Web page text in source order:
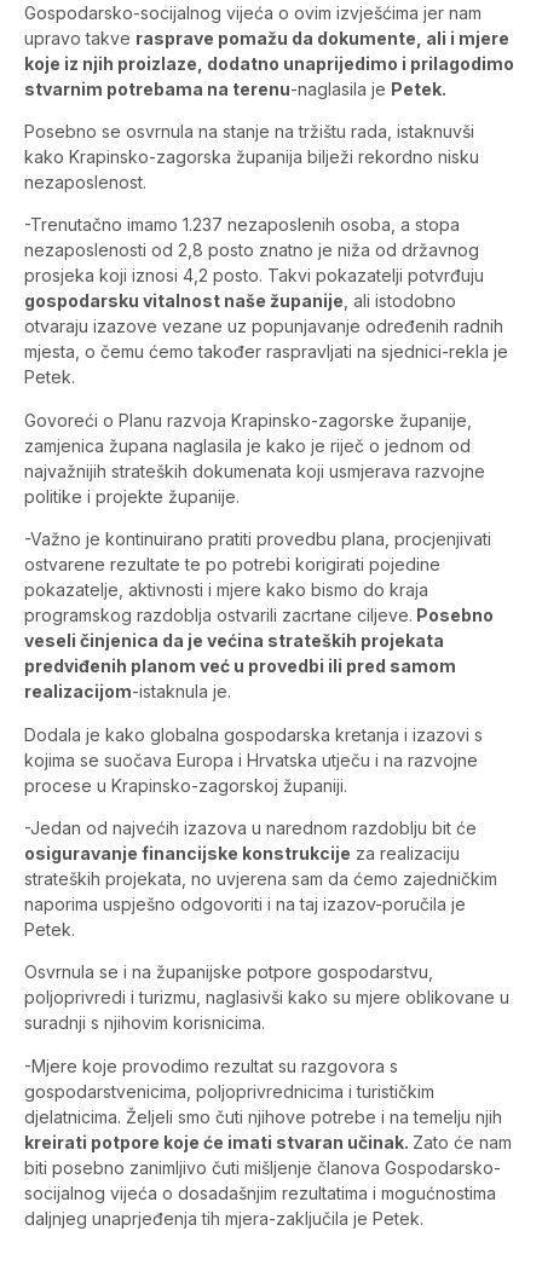
Gospodarsko-socijalnog vijeća o ovim izvješćima jer nam
upravo takve rasprave pomažu da dokumente, ali i mjere
koje iz njih proizlaze, dodatno unaprijedimo i prilagodimo
stvarnim potrebama na terenu-naglasila je Petek.
Posebno se osvrnula na stanje na tržištu rada, istaknuvši
kako Krapinsko-zagorska županija bilježi rekordno nisku
nezaposlenost.
-Trenutačno imamo 1.237 nezaposlenih osoba, a stopa
nezaposlenosti od 2,8 posto znatno je niža od državnog
prosjeka koji iznosi 4,2 posto. Takvi pokazatelji potvrđuju
gospodarsku vitalnost naše županije, ali istodobno
otvaraju izazove vezane uz popunjavanje određenih radnih
mjesta, o čemu ćemo također raspravljati na sjednici-rekla je
Petek.
Govoreći o Planu razvoja Krapinsko-zagorske županije,
zamjenica župana naglasila je kako je riječ o jednom od
najvažnijih strateških dokumenata koji usmjerava razvojne
politike i projekte županije.
-Važno je kontinuirano pratiti provedbu plana, procjenjivati
ostvarene rezultate te po potrebi korigirati pojedine
pokazatelje, aktivnosti i mjere kako bismo do kraja
programskog razdoblja ostvarili zacrtane ciljeve. Posebno
veseli činjenica da je većina strateških projekata
predviđenih planom već u provedbi ili pred samom
realizacijom-istaknula je.
Dodala je kako globalna gospodarska kretanja i izazovi s
kojima se suočava Europa i Hrvatska utječu i na razvojne
procese u Krapinsko-zagorskoj županiji.
-Jedan od najvećih izazova u narednom razdoblju bit će
osiguravanje financijske konstrukcije za realizaciju
strateških projekata, no uvjerena sam da ćemo zajedničkim
naporima uspješno odgovoriti i na taj izazov-poručila je
Petek.
Osvrnula se i na županijske potpore gospodarstvu,
poljoprivredi i turizmu, naglasivši kako su mjere oblikovane u
suradnji s njihovim korisnicima.
-Mjere koje provodimo rezultat su razgovora s
gospodarstvenicima, poljoprivrednicima i turističkim
djelatnicima. Željeli smo čuti njihove potrebe i na temelju njih
kreirati potpore koje će imati stvaran učinak. Zato će nam
biti posebno zanimljivo čuti mišljenje članova Gospodarsko-
socijalnog vijeća o dosadašnjim rezultatima i mogućnostima
daljnjeg unaprjeđenja tih mjera-zaključila je Petek.